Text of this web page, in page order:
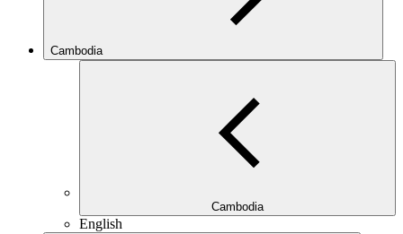
Cambodia
Cambodia
English